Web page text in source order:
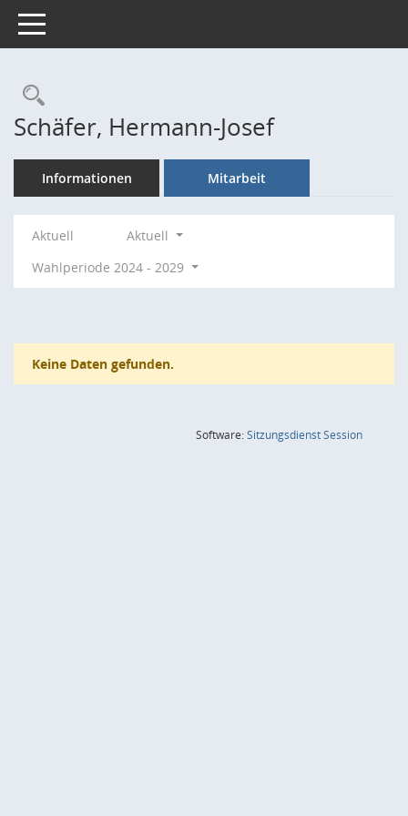
Toggle navigation
Rechercheauswahl
Schäfer, Hermann-Josef
Informationen Mitarbeit
Aktuell
Aktuell
Wahlperiode 2024 - 2029
Keine Daten gefunden.
Software:SitzungsdienstSession(Wird in